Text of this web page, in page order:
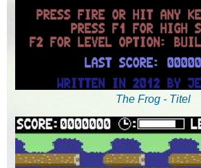
The Frog - Titel